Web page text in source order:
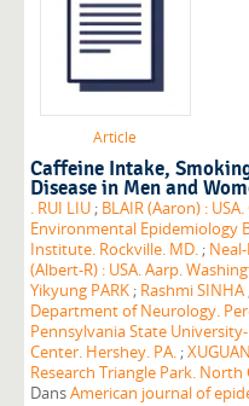
Article
Caffeine Intake,
Disease in Men and
. RUI LIU ; BLAIR (Aaron) :
Environmental Epidemiology
Institute. Rockville. MD. ;
(Albert-R) : USA. Aarp.
Yikyung PARK ; Rashmi SINHA
Department of Neurology.
Pennsylvania State
Center. Hershey. PA. ;
Research Triangle Park. North
DansAmerican journal of